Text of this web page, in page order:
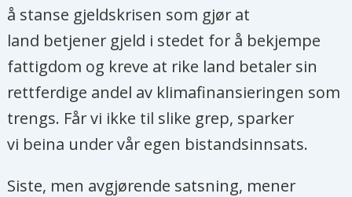
Var generalsekretær i Leger Uten
Grenser fra 2012-2015.
å stanse gjeldskrisen som gjør at
land betjener gjeld i stedet for å bekjempe
fattigdom og kreve at rike land betaler sin
rettferdige andel av klimafinansieringen som
trengs. Får vi ikke til slike grep, sparker
vi beina under vår egen bistandsinnsats.
Siste, men avgjørende satsning, mener